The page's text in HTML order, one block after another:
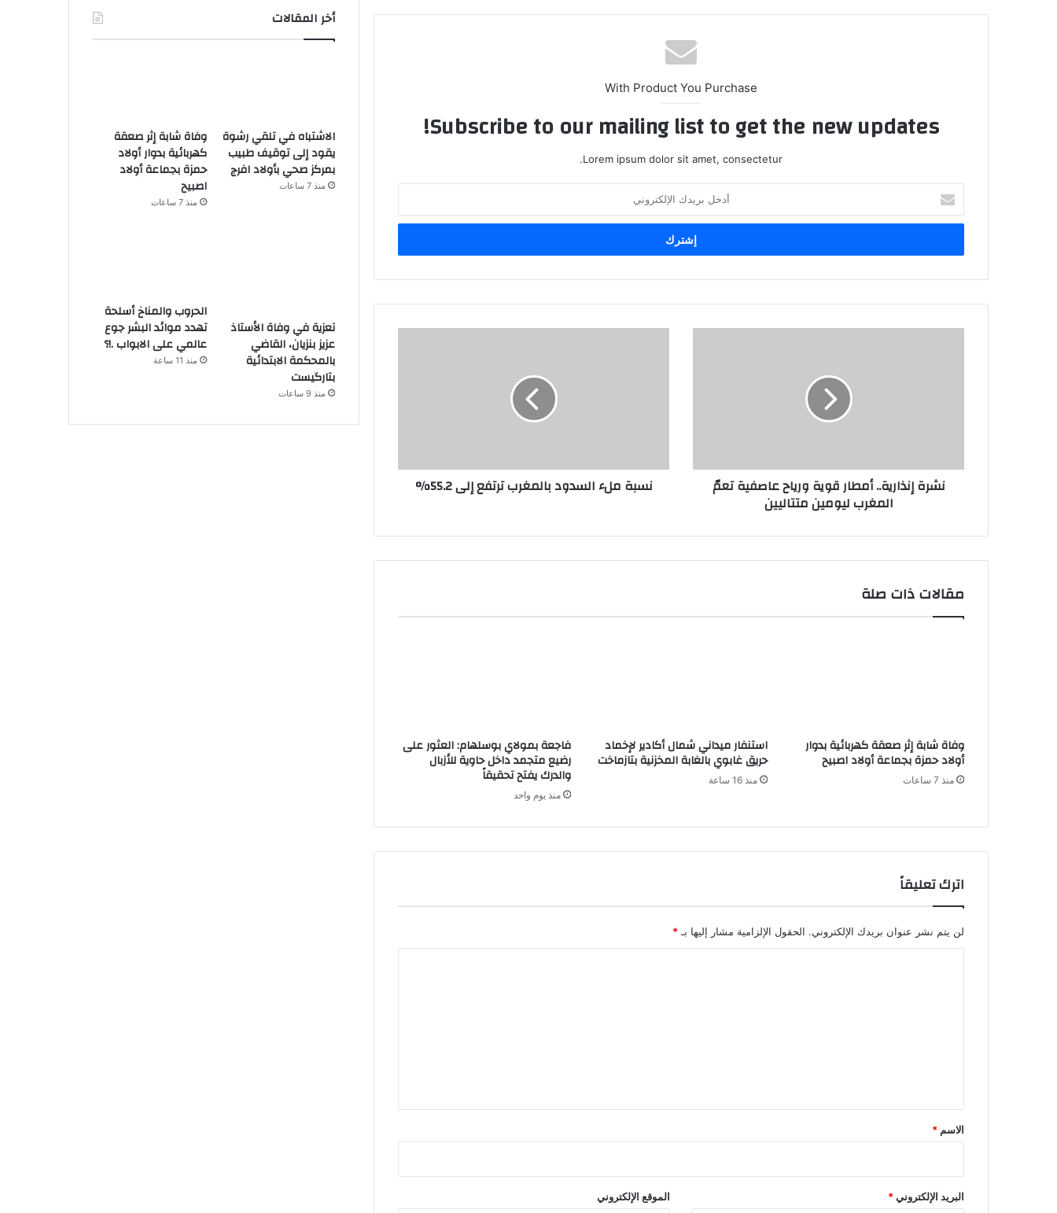
With Product You Purchase
Subscribe to our mailing list to get the new updates!
Lorem ipsum dolor sit amet, consectetur.
خ
ب
د
ن
نشرة إنذارية.. أمطار قوية ورياح عاصفية تعمّ
المغرب ليومين متتاليين
نسبة ملء السدود بالمغرب ترتفع إلى 55.2%
مقالات ذات صلة
وفاة شابة إثر صعقة كهربائية بدوار
أولاد حمزة بجماعة أولاد اصبيح
منذ 7 ساعات
استنفار ميداني شمال أكادير لإخماد
حريق غابوي بالغابة المخزنية بتازماخت
منذ 16 ساعة
فاجعة بمولاي بوسلهام: العثور على
رضيع متجمد داخل حاوية للأزبال
والدرك يفتح تحقيقاً
منذ يوم واحد
اترك تعليقاً
لن يتم نشر عنوان بريدك الإلكتروني. الحقول الإلزامية مشار إليها بـ*
*
الاسم *
البريد الإلكتروني* الموقع الإلكتروني
أخر المقالات
الاشتباه في تلقي رشوة
يقود إلى توقيف طبيب
بمركز صحي بأولاد افرج
منذ 7 ساعات
وفاة شابة إثر صعقة
كهربائية بدوار أولاد
حمزة بجماعة أولاد
اصبيح
منذ 7 ساعات
تعزية في وفاة الأستاذ
عزيز بنزيان، القاضي
بالمحكمة الابتدائية
بتارگيست
منذ 9 ساعات
الحروب والمناخ أسلحة
تهدد موائد البشر جوع
عالمي على الابواب .!؟
منذ 11 ساعة